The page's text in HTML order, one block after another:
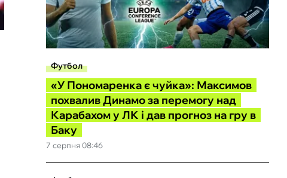
Футбол
7 серпня 08:46
«У Пономаренка є чуйка»: Максимов
похвалив Динамо за перемогу над
Карабахом у ЛК і дав прогноз на гру в
Баку